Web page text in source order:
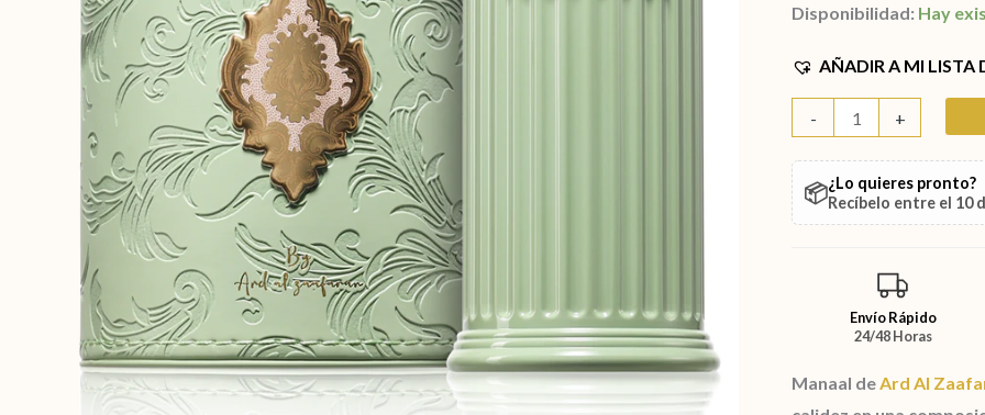
Disponibilidad: Hay
AÑADIR A MI LISTA
- +
📦¿Lo quieres pronto?
Recíbelo entre el 10
Envío Rápido
24/48 Horas
Manaal deArd Al